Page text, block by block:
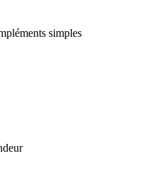
simples